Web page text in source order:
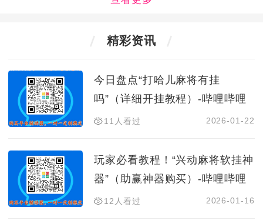
精彩资讯
今日盘点“打哈儿麻将有挂
吗”（详细开挂教程）-哔哩哔哩
11人看过 2026-01-22
玩家必看教程！“兴动麻将软挂神
器”（助赢神器购买）-哔哩哔哩
12人看过 2026-01-16